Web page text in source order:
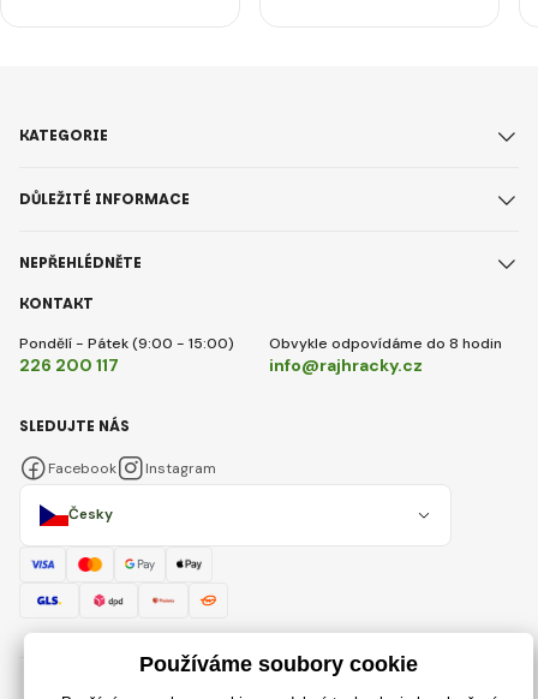
KONTAKT
Pondělí - Pátek (9:00 - 15:00)
226 200 117
Obvykle odpovídáme do 8 hodin
info@rajhracky.cz
KATEGORIE
DŮLEŽITÉ INFORMACE
NEPŘEHLÉDNĚTE
Česky
SLEDUJTE NÁS
Facebook Instagram